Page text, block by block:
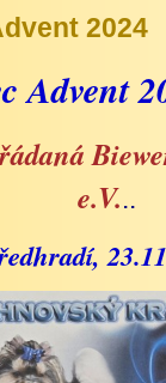
2024
Advent
e.V...